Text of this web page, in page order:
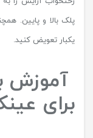
پلک بالا و پایین.
یکبار تعویض کنید.
آموزش
برای